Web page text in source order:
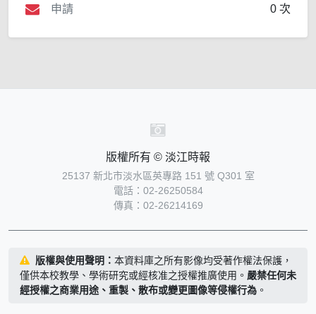
申請
0 次
版權所有 © 淡江時報
25137 新北市淡水區英專路 151 號 Q301 室
電話：02-26250584
傳真：02-26214169
版權與使用聲明： 本資料庫之所有影像均受著作權法保護，
僅供本校教學、學術研究或經核准之授權推廣使用。 嚴禁任何未
經授權之商業用途、重製、散布或變更圖像等侵權行為 。